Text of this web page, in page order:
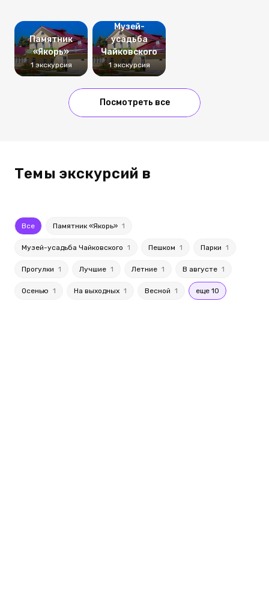
Памятник
«Якорь»
1 экскурсия
Музей-
усадьба
Чайковского
1 экскурсия
Посмотреть все
Темы экскурсий в
Все Памятник «Якорь» 1
Музей-усадьба Чайковского 1 Пешком 1 Парки 1
Прогулки 1 Лучшие 1 Летние 1 В августе 1
Осенью 1 На выходных 1 Весной 1 еще 10